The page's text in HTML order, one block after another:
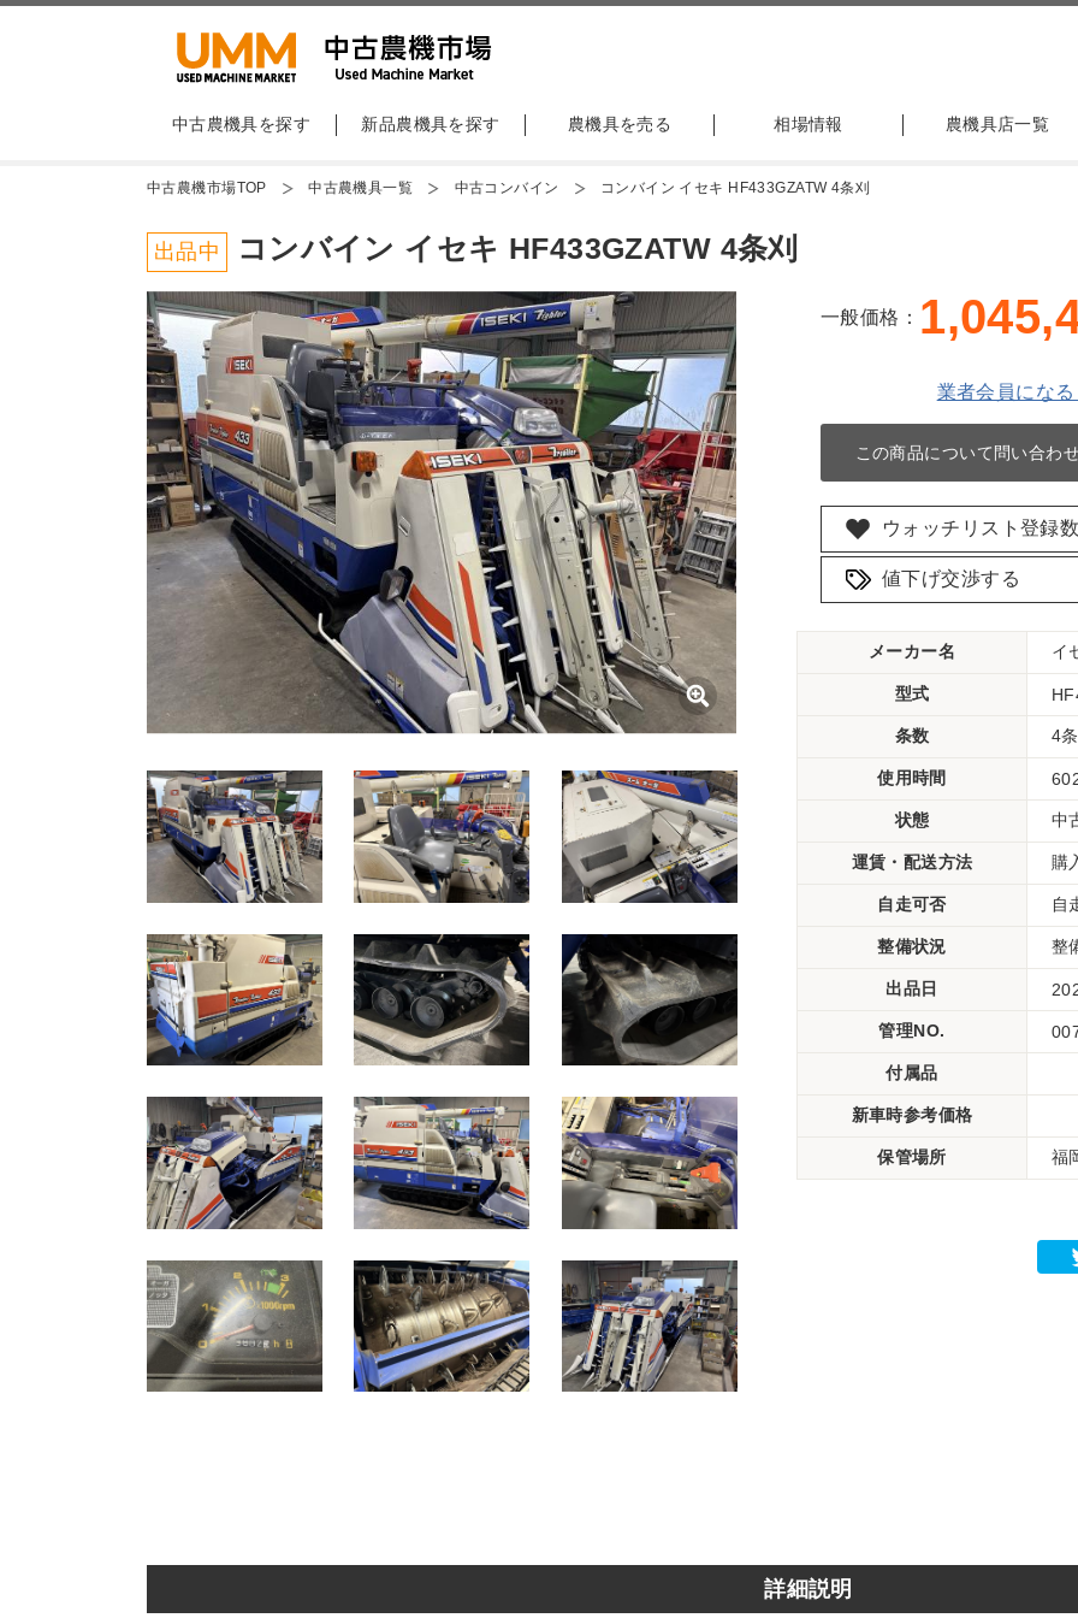
中古農機具を探す 新品農機具を探す 農機具を売る 相場情報 農機具店一覧
中古農機市場TOP 中古農機具一覧 中古コンバイン コンバイン イセキ HF433GZATW 4条刈
出品中 コンバイン イセキ HF433GZATW 4条刈
一般価格：
業者会員にな
この商品について問い合わ
ウォッチリスト登録
値下げ交渉する
メーカー名 イ
型式
条数 4
使用時間
状態 中
運賃・配送方法 購
自走可否 自
整備状況 整
出品日
管理NO.
付属品
新車時参考価格
保管場所 福
詳細説明